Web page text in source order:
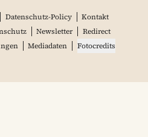
Datenschutz-Policy
Kontakt
Newsletter
Redirect
Mediadaten Fotocredits